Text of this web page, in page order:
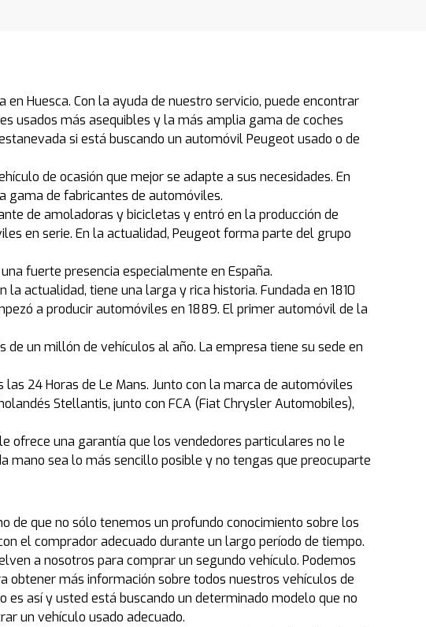
Huesca. Con la ayuda de nuestro servicio, puede encontrar
usados más asequibles y la más amplia gama de coches
si está buscando un automóvil Peugeot usado o de
de ocasión que mejor se adapte a sus necesidades. En
gama de fabricantes de automóviles.
de amoladoras y bicicletas y entró en la producción de
en serie. En la actualidad, Peugeot forma parte del grupo
fuerte presencia especialmente en España.
actualidad, tiene una larga y rica historia. Fundada en 1810
a producir automóviles en 1889. El primer automóvil de la
un millón de vehículos al año. La empresa tiene su sede en
24 Horas de Le Mans. Junto con la marca de automóviles
Stellantis, junto con FCA (Fiat Chrysler Automobiles),
ofrece una garantía que los vendedores particulares no le
mano sea lo más sencillo posible y no tengas que preocuparte
de que no sólo tenemos un profundo conocimiento sobre los
el comprador adecuado durante un largo período de tiempo.
a nosotros para comprar un segundo vehículo. Podemos
obtener más información sobre todos nuestros vehículos de
es así y usted está buscando un determinado modelo que no
un vehículo usado adecuado.